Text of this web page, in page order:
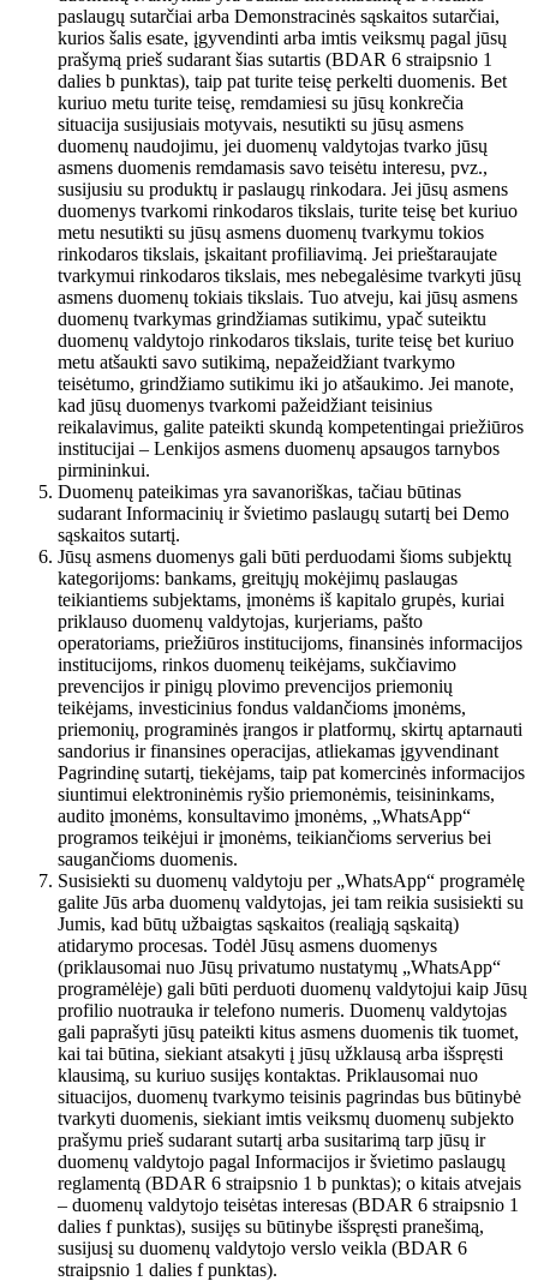
paslaugų sutarčiai arba Demonstracinės sąskaitos sutarčiai,
kurios šalis esate, įgyvendinti arba imtis veiksmų pagal jūsų
prašymą prieš sudarant šias sutartis (BDAR 6 straipsnio 1
dalies b punktas), taip pat turite teisę perkelti duomenis. Bet
kuriuo metu turite teisę, remdamiesi su jūsų konkrečia
situacija susijusiais motyvais, nesutikti su jūsų asmens
duomenų naudojimu, jei duomenų valdytojas tvarko jūsų
asmens duomenis remdamasis savo teisėtu interesu, pvz.,
susijusiu su produktų ir paslaugų rinkodara. Jei jūsų asmens
duomenys tvarkomi rinkodaros tikslais, turite teisę bet kuriuo
metu nesutikti su jūsų asmens duomenų tvarkymu tokios
rinkodaros tikslais, įskaitant profiliavimą. Jei prieštaraujate
tvarkymui rinkodaros tikslais, mes nebegalėsime tvarkyti jūsų
asmens duomenų tokiais tikslais. Tuo atveju, kai jūsų asmens
duomenų tvarkymas grindžiamas sutikimu, ypač suteiktu
duomenų valdytojo rinkodaros tikslais, turite teisę bet kuriuo
metu atšaukti savo sutikimą, nepažeidžiant tvarkymo
teisėtumo, grindžiamo sutikimu iki jo atšaukimo. Jei manote,
kad jūsų duomenys tvarkomi pažeidžiant teisinius
reikalavimus, galite pateikti skundą kompetentingai priežiūros
institucijai – Lenkijos asmens duomenų apsaugos tarnybos
pirmininkui.
Duomenų pateikimas yra savanoriškas, tačiau būtinas
sudarant Informacinių ir švietimo paslaugų sutartį bei Demo
sąskaitos sutartį.
Jūsų asmens duomenys gali būti perduodami šioms subjektų
kategorijoms: bankams, greitųjų mokėjimų paslaugas
teikiantiems subjektams, įmonėms iš kapitalo grupės, kuriai
priklauso duomenų valdytojas, kurjeriams, pašto
operatoriams, priežiūros institucijoms, finansinės informacijos
institucijoms, rinkos duomenų teikėjams, sukčiavimo
prevencijos ir pinigų plovimo prevencijos priemonių
teikėjams, investicinius fondus valdančioms įmonėms,
priemonių, programinės įrangos ir platformų, skirtų aptarnauti
sandorius ir finansines operacijas, atliekamas įgyvendinant
Pagrindinę sutartį, tiekėjams, taip pat komercinės informacijos
siuntimui elektroninėmis ryšio priemonėmis, teisininkams,
audito įmonėms, konsultavimo įmonėms, „WhatsApp“
programos teikėjui ir įmonėms, teikiančioms serverius bei
saugančioms duomenis.
Susisiekti su duomenų valdytoju per „WhatsApp“ programėlę
galite Jūs arba duomenų valdytojas, jei tam reikia susisiekti su
Jumis, kad būtų užbaigtas sąskaitos (realiąją sąskaitą)
atidarymo procesas. Todėl Jūsų asmens duomenys
(priklausomai nuo Jūsų privatumo nustatymų „WhatsApp“
programėlėje) gali būti perduoti duomenų valdytojui kaip Jūsų
profilio nuotrauka ir telefono numeris. Duomenų valdytojas
gali paprašyti jūsų pateikti kitus asmens duomenis tik tuomet,
kai tai būtina, siekiant atsakyti į jūsų užklausą arba išspręsti
klausimą, su kuriuo susijęs kontaktas. Priklausomai nuo
situacijos, duomenų tvarkymo teisinis pagrindas bus būtinybė
tvarkyti duomenis, siekiant imtis veiksmų duomenų subjekto
prašymu prieš sudarant sutartį arba susitarimą tarp jūsų ir
duomenų valdytojo pagal Informacijos ir švietimo paslaugų
reglamentą (BDAR 6 straipsnio 1 b punktas); o kitais atvejais
– duomenų valdytojo teisėtas interesas (BDAR 6 straipsnio 1
dalies f punktas), susijęs su būtinybe išspręsti pranešimą,
susijusį su duomenų valdytojo verslo veikla (BDAR 6
straipsnio 1 dalies f punktas).